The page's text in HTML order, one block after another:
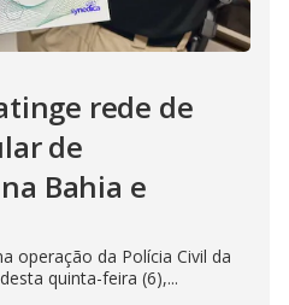
rede de
de
Bahia e
operação da Polícia Civil da
quinta-feira (6),...